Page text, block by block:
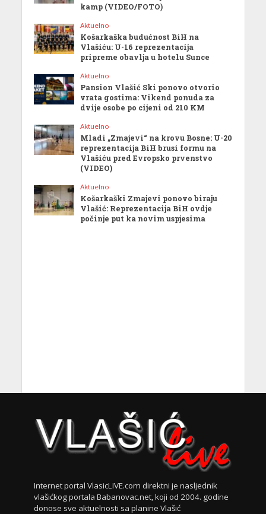
kamp (VIDEO/FOTO)
Aktuelno
Košarkaška budućnost BiH na
Vlašiću: U-16 reprezentacija
pripreme obavlja u hotelu Sunce
Aktuelno
Pansion Vlašić Ski ponovo otvorio
vrata gostima: Vikend ponuda za
dvije osobe po cijeni od 210 KM
Aktuelno
Mladi „Zmajevi“ na krovu Bosne: U-20
reprezentacija BiH brusi formu na
Vlašiću pred Evropsko prvenstvo
(VIDEO)
Aktuelno
Košarkaški Zmajevi ponovo biraju
Vlašić: Reprezentacija BiH ovdje
počinje put ka novim uspjesima
Internet portal VlasicLIVE.com direktni je nasljednik
vlašićkog portala Babanovac.net, koji od 2004. godine
donose sve aktuelnosti sa planine Vlašić